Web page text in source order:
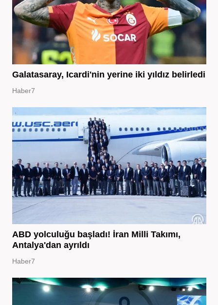
Galatasaray, Icardi'nin yerine iki yıldız belirledi
Haber7
ABD yolculuğu başladı! İran Milli Takımı,
Antalya'dan ayrıldı
Haber7